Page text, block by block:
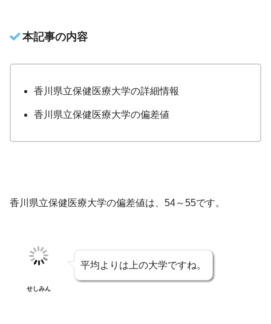
本記事の内容
香川県立保健医療大学の詳細情報
香川県立保健医療大学の偏差値
香川県立保健医療大学の偏差値は、54～55です。
せしみん
平均よりは上の大学ですね。